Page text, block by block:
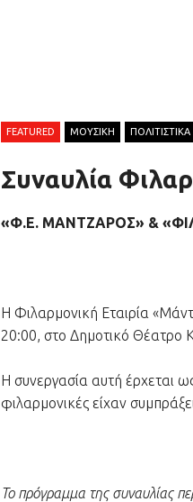
FEATURED ΜΟΥΣΙΚΗ ΠΟΛΙΤΙΣΤΙΚΑ
Συναυλία
«Φ.Ε. ΜΑΝΤΖΑΡΟΣ» &
Η Φιλαρμονική Εταιρία
20:00, στο Δημοτικό Θέατρο
Η συνεργασία αυτή έρχεται
φιλαρμονικές είχαν
Το πρόγραμμα της συναυλίας